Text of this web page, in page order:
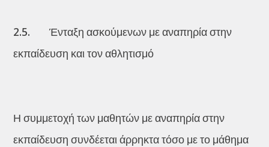
2.5. Ένταξη ασκούμενων με αναπηρία στην
εκπαίδευση και τον αθλητισμό
Η συμμετοχή των μαθητών με αναπηρία στην
εκπαίδευση συνδέεται άρρηκτα τόσο με το μάθημα